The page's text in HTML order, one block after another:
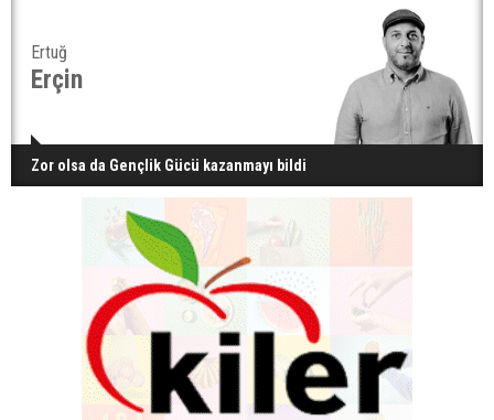
Ertuğ
Erçin
Zor olsa da Gençlik Gücü kazanmayı bildi